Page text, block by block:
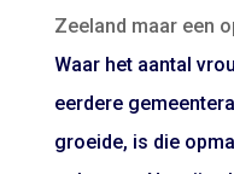
Zeeland maar een
Waar het aantal
eerdere
groeide, is die